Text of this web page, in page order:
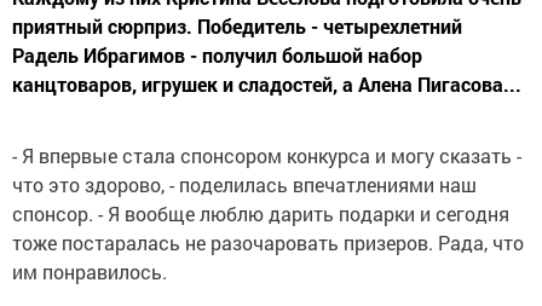
приятный сюрприз. Победитель - четырехлетний
Радель Ибрагимов - получил большой набор
канцтоваров, игрушек и сладостей, а Алена Пигасова...
- Я впервые стала спонсором конкурса и могу сказать -
что это здорово, - поделилась впечатлениями наш
спонсор. - Я вообще люблю дарить подарки и сегодня
тоже постаралась не разочаровать призеров. Рада, что
им понравилось.